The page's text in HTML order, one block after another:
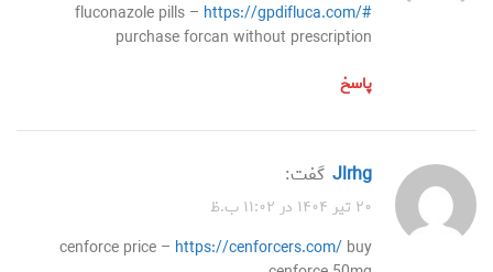
fluconazole pills – https://gpdifluca.com/#
purchase forcan without prescription
پاسخ
jlrhg گفت:
۲۰ تیر ۱۴۰۴ در ۱۱:۰۲ ب.ظ
cenforce price – https://cenforcers.com/ buy